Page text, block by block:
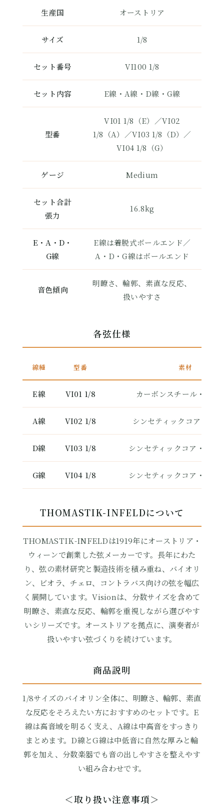
生産国 オーストリア
サイズ 1/8
セット番号 VI100 1/8
セット内容 E線・A線・D線・G線
型番
VI01 1/8（E）／VI02
1/8（A）／VI03 1/8（D）／
VI04 1/8（G）
ゲージ Medium
セット合計
張力
16.8kg
E・A・D・
G線
E線は着脱式ボールエンド／
A・D・G線はボールエンド
音色傾向
明瞭さ、輪郭、素直な反応、
扱いやすさ
各弦仕様
線種 型番 素材
E線 VI01 1/8 カーボンスチール・アル
A線 VI02 1/8 シンセティックコア・ア
D線 VI03 1/8 シンセティックコア・シル
G線 VI04 1/8 シンセティックコア・シル
THOMASTIK-INFELDについて
THOMASTIK-INFELDは1919年にオーストリア・
ウィーンで創業した弦メーカーです。長年にわた
り、弦の素材研究と製造技術を積み重ね、バイオリ
ン、ビオラ、チェロ、コントラバス向けの弦を幅広
く展開しています。Visionは、分数サイズを含めて
明瞭さ、素直な反応、輪郭を重視しながら選びやす
いシリーズです。オーストリアを拠点に、演奏者が
扱いやすい弦づくりを続けています。
商品説明
1/8サイズのバイオリン全体に、明瞭さ、輪郭、素直
な反応をそろえたい方におすすめのセットです。E
線は高音域を明るく支え、A線は中高音をすっきり
まとめます。D線とG線は中低音に自然な厚みと輪
郭を加え、分数楽器でも音の出しやすさを整えやす
い組み合わせです。
＜取り扱い注意事項＞